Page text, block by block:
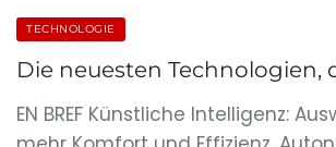
TECHNOLOGIE
Die neuesten Technologien,
EN BREF Künstliche Intelligenz: